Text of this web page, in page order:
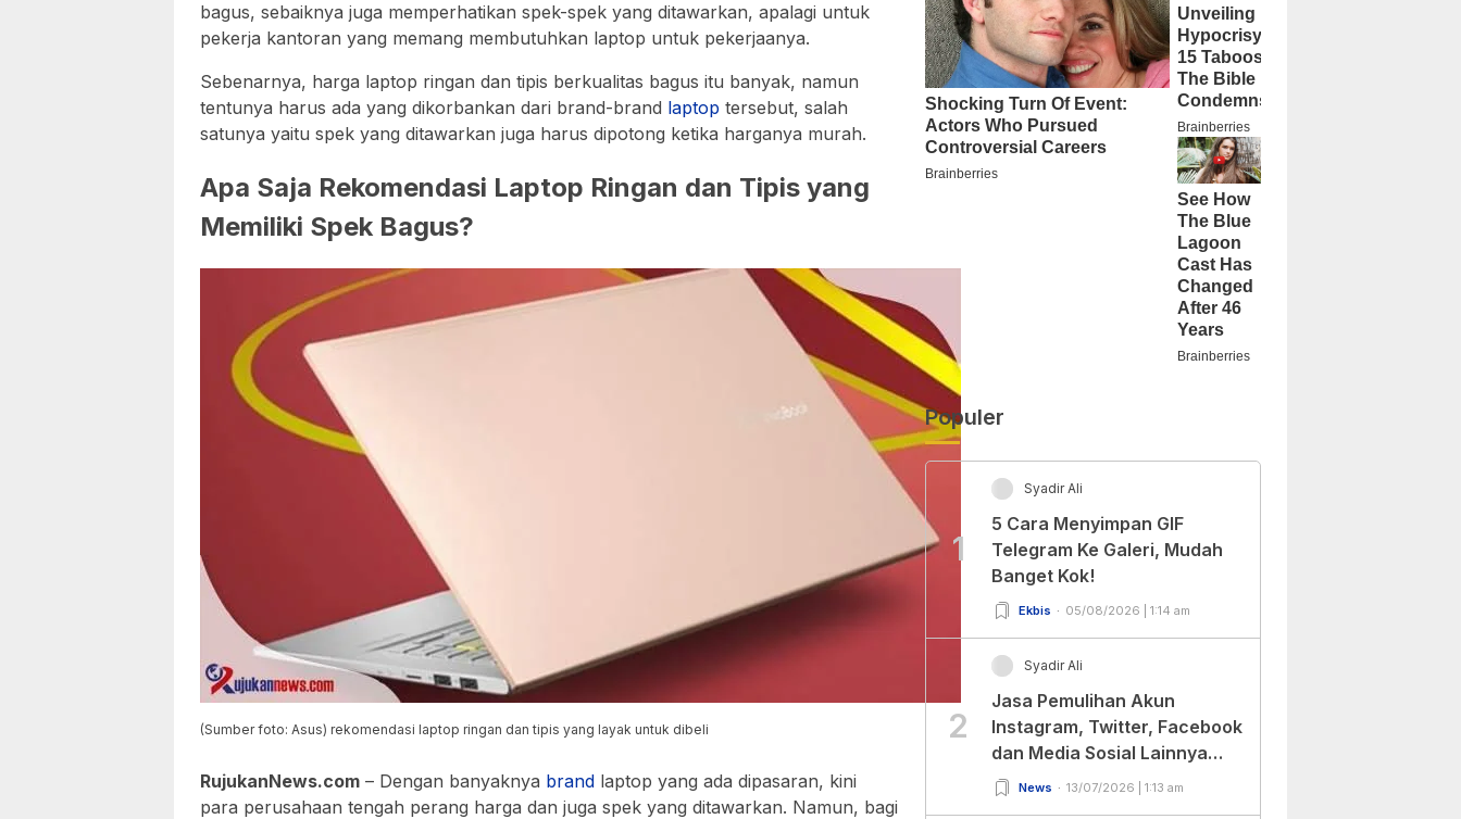
bagus, sebaiknya juga memperhatikan spek-spek yang ditawarkan, apalagi untuk
pekerja kantoran yang memang membutuhkan laptop untuk pekerjaanya.
Sebenarnya, harga laptop ringan dan tipis berkualitas bagus itu banyak, namun
tentunya harus ada yang dikorbankan dari brand-brand laptop tersebut, salah
satunya yaitu spek yang ditawarkan juga harus dipotong ketika harganya murah.
Apa Saja Rekomendasi Laptop Ringan dan Tipis yang
Memiliki Spek Bagus?
(Sumber foto: Asus) rekomendasi laptop ringan dan tipis yang layak untuk dibeli
RujukanNews.com – Dengan banyaknya brand laptop yang ada dipasaran, kini
para perusahaan tengah perang harga dan juga spek yang ditawarkan. Namun, bagi
Populer
1
Syadir Ali
5 Cara Menyimpan GIF
Telegram Ke Galeri, Mudah
Banget Kok!
Ekbis 05/08/2026 | 1:14 am
2
Syadir Ali
Jasa Pemulihan Akun
Instagram, Twitter, Facebook
dan Media Sosial Lainnya
(Update Terbaru 2022)
News 13/07/2026 | 1:13 am